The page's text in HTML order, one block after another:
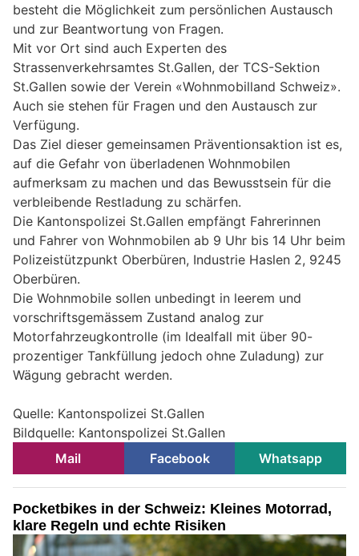
besteht die Möglichkeit zum persönlichen Austausch
und zur Beantwortung von Fragen.
Mit vor Ort sind auch Experten des
Strassenverkehrsamtes St.Gallen, der TCS-Sektion
St.Gallen sowie der Verein «Wohnmobilland Schweiz».
Auch sie stehen für Fragen und den Austausch zur
Verfügung.
Das Ziel dieser gemeinsamen Präventionsaktion ist es,
auf die Gefahr von überladenen Wohnmobilen
aufmerksam zu machen und das Bewusstsein für die
verbleibende Restladung zu schärfen.
Die Kantonspolizei St.Gallen empfängt Fahrerinnen
und Fahrer von Wohnmobilen ab 9 Uhr bis 14 Uhr beim
Polizeistützpunkt Oberbüren, Industrie Haslen 2, 9245
Oberbüren.
Die Wohnmobile sollen unbedingt in leerem und
vorschriftsgemässem Zustand analog zur
Motorfahrzeugkontrolle (im Idealfall mit über 90-
prozentiger Tankfüllung jedoch ohne Zuladung) zur
Wägung gebracht werden.
Quelle: Kantonspolizei St.Gallen
Bildquelle: Kantonspolizei St.Gallen
Mail
Facebook Whatsapp
Pocketbikes in der Schweiz: Kleines Motorrad,
klare Regeln und echte Risiken